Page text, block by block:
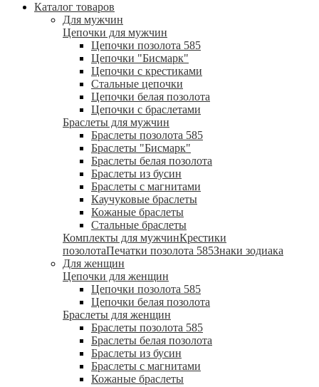
Каталог товаров
Для мужчин
Цепочки для мужчин
Цепочки позолота 585
Цепочки "Бисмарк"
Цепочки с крестиками
Стальные цепочки
Цепочки белая позолота
Цепочки с браслетами
Браслеты для мужчин
Браслеты позолота 585
Браслеты "Бисмарк"
Браслеты белая позолота
Браслеты из бусин
Браслеты с магнитами
Каучуковые браслеты
Кожаные браслеты
Стальные браслеты
Комплекты для мужчинКрестики
позолотаПечатки позолота 585Знаки зодиака
Для женщин
Цепочки для женщин
Цепочки позолота 585
Цепочки белая позолота
Браслеты для женщин
Браслеты позолота 585
Браслеты белая позолота
Браслеты из бусин
Браслеты с магнитами
Кожаные браслеты